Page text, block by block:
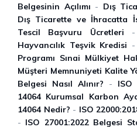
Belgesinin Açılımı - Dış
Dış Ticarette ve İhracatta
Tescil Başvuru Ücretleri
Hayvancılık Teşvik Kredisi -
Programı Sınai Mülkiyet
Müşteri Memnuniyeti Kalite
Belgesi Nasıl Alınır? - ISO
14064 Kurumsal Karbon
14064 Nedir? - ISO
- ISO 27001:2022 Belgesi